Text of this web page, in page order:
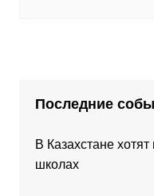
Последние
В Казахстане
школах